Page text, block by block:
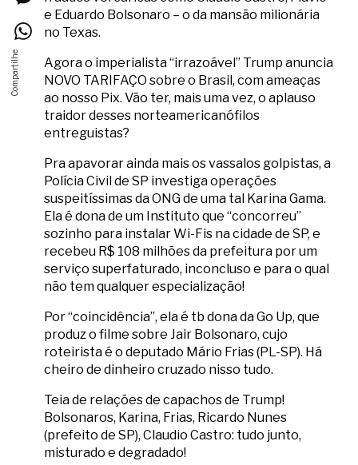
e Eduardo Bolsonaro – o da mansão milionária
no Texas.
Agora o imperialista “irrazoável” Trump anuncia
NOVO TARIFAÇO sobre o Brasil, com ameaças
ao nosso Pix. Vão ter, mais uma vez, o aplauso
traidor desses norteamericanófilos
entreguistas?
Pra apavorar ainda mais os vassalos golpistas, a
Polícia Civil de SP investiga operações
suspeitíssimas da ONG de uma tal Karina Gama.
Ela é dona de um Instituto que “concorreu”
sozinho para instalar Wi-Fis na cidade de SP, e
recebeu R$ 108 milhões da prefeitura por um
serviço superfaturado, inconcluso e para o qual
não tem qualquer especialização!
Por “coincidência”, ela é tb dona da Go Up, que
produz o filme sobre Jair Bolsonaro, cujo
roteirista é o deputado Mário Frias (PL-SP). Há
cheiro de dinheiro cruzado nisso tudo.
Teia de relações de capachos de Trump!
Bolsonaros, Karina, Frias, Ricardo Nunes
(prefeito de SP), Claudio Castro: tudo junto,
misturado e degradado!